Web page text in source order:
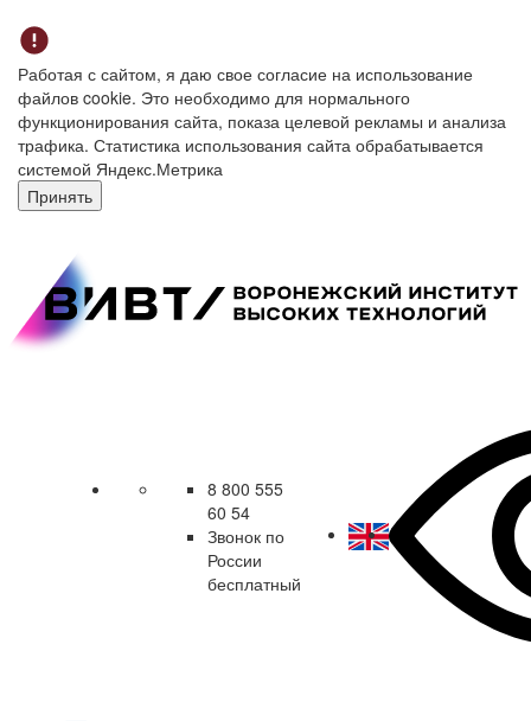
Работая с сайтом, я даю свое согласие на использование
файлов cookie. Это необходимо для нормального
функционирования сайта, показа целевой рекламы и анализа
трафика. Статистика использования сайта обрабатывается
системой Яндекс.Метрика
Принять
8 800 555
60 54
Звонок по
России
бесплатный